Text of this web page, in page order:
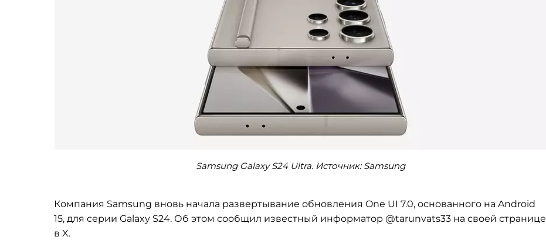
Samsung Galaxy S24 Ultra. Источник: Samsung
Компания Samsung вновь начала развертывание обновления One UI 7.0, основанного на Android
15, для серии Galaxy S24. Об этом сообщил известный информатор @tarunvats33 на своей странице
в X.